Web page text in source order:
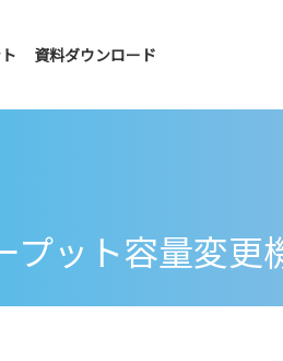
資料ダウンロード
ット容量変更